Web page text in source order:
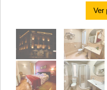
Ver